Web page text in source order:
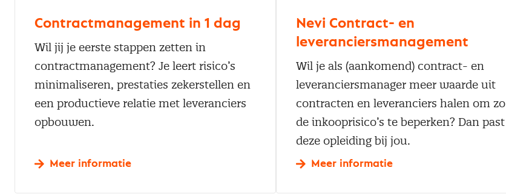
Contractmanagement in 1 dag
Wil jij je eerste stappen zetten in
contractmanagement? Je leert risico’s
minimaliseren, prestaties zekerstellen en
een productieve relatie met leveranciers
opbouwen.
Meer informatie
Nevi Contract- en
leveranciersmanagement
Wil je als (aankomend) contract- en
leveranciersmanager meer waarde uit
contracten en leveranciers halen om zo
de inkooprisico’s te beperken? Dan past
deze opleiding bij jou.
Meer informatie